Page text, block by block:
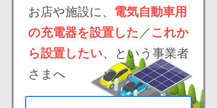
お店や施設に、 電気自動車用
の充電器を設置した ／ これか
ら設置したい、という事業者
さまへ